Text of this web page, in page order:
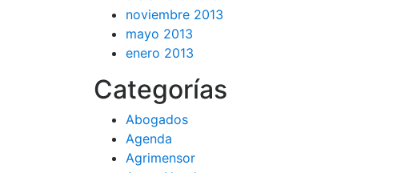
noviembre 2013
mayo 2013
enero 2013
Categorías
Abogados
Agenda
Agrimensor